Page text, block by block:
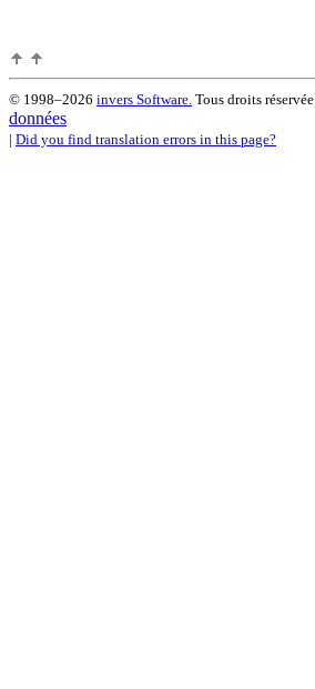
© 1998–2026 invers Software. Tous droits réservée.
données
| Did you find translation errors in this page?